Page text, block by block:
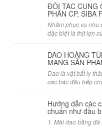
ĐỐI TÁC CUNG
PHẦN CP, SIBA
Nhằm phục vụ nhu
đặc biệt là thịt lợn
DAO HOÀNG
MANG SẢN
Dao là vật bất ly
các bác đầu bếp
Hướng dẫn các
chuẩn như đầu
1. Mài dao bằng